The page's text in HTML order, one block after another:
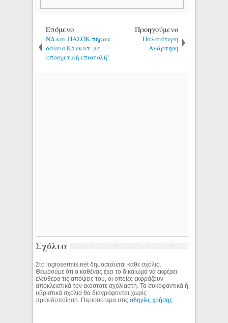
Επόμενο
ΝΔ και ΠΑΣΟΚ πήραν
δάνειο 8,5 εκατ. με
υποσχετική επιστολή!
Προηγούμενο
Παλαιότερη
Ανάρτηση
Σχόλια
Στο logiosermis.net δημοσιεύεται κάθε σχόλιο.
Θεωρούμε ότι ο καθένας έχει το δικαίωμα να εκφέρει
ελεύθερα τις απόψεις του, οι οποίες εκφράζουν
αποκλειστικά τον εκάστοτε σχολιαστή. Τα συκοφαντικά ή
υβριστικά σχόλια θα διαγράφονται χωρίς
προειδοποίηση. Περισσότερα στιςοδηγίες χρήσης.